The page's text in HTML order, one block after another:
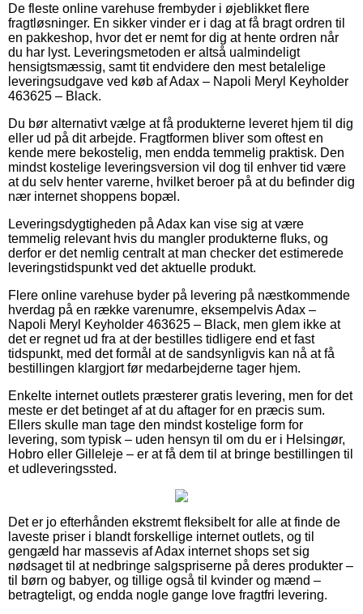
De fleste online varehuse frembyder i øjeblikket flere
fragtløsninger. En sikker vinder er i dag at få bragt ordren til
en pakkeshop, hvor det er nemt for dig at hente ordren når
du har lyst. Leveringsmetoden er altså ualmindeligt
hensigtsmæssig, samt tit endvidere den mest betalelige
leveringsudgave ved køb af Adax – Napoli Meryl Keyholder
463625 – Black.
Du bør alternativt vælge at få produkterne leveret hjem til dig
eller ud på dit arbejde. Fragtformen bliver som oftest en
kende mere bekostelig, men endda temmelig praktisk. Den
mindst kostelige leveringsversion vil dog til enhver tid være
at du selv henter varerne, hvilket beroer på at du befinder dig
nær internet shoppens bopæl.
Leveringsdygtigheden på Adax kan vise sig at være
temmelig relevant hvis du mangler produkterne fluks, og
derfor er det nemlig centralt at man checker det estimerede
leveringstidspunkt ved det aktuelle produkt.
Flere online varehuse byder på levering på næstkommende
hverdag på en række varenumre, eksempelvis Adax –
Napoli Meryl Keyholder 463625 – Black, men glem ikke at
det er regnet ud fra at der bestilles tidligere end et fast
tidspunkt, med det formål at de sandsynligvis kan nå at få
bestillingen klargjort før medarbejderne tager hjem.
Enkelte internet outlets præsterer gratis levering, men for det
meste er det betinget af at du aftager for en præcis sum.
Ellers skulle man tage den mindst kostelige form for
levering, som typisk – uden hensyn til om du er i Helsingør,
Hobro eller Gilleleje – er at få dem til at bringe bestillingen til
et udleveringssted.
Det er jo efterhånden ekstremt fleksibelt for alle at finde de
laveste priser i blandt forskellige internet outlets, og til
gengæld har massevis af Adax internet shops set sig
nødsaget til at nedbringe salgspriserne på deres produkter –
til børn og babyer, og tillige også til kvinder og mænd –
betragteligt, og endda nogle gange love fragtfri levering.